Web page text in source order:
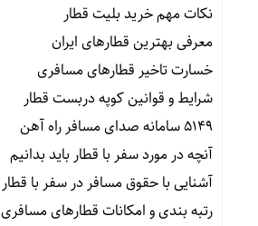
نکات مهم خرید بلیت قطار
معرفی بهترین قطارهای ایران
خسارت تاخیر قطارهای مسافری
شرایط و قوانین کوپه دربست قطار
۵۱۴۹ سامانه صدای مسافر راه آهن
آنچه در مورد سفر با قطار باید بدانیم
آشنایی با حقوق مسافر در سفر با قطار
رتبه بندی و امکانات قطارهای مسافری